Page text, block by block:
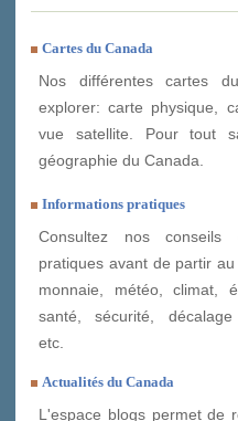
Cartes du Canada
Nos différentes cartes
explorer: carte physique,
vue satellite. Pour tout
géographie du Canada.
Informations pratiques
Consultez nos conseils
pratiques avant de partir au
monnaie, météo, climat,
santé, sécurité, décalage
etc.
Actualités du Canada
L'espace blogs permet de